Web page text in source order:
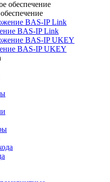
BAS-IP Link
BAS-IP UKEY